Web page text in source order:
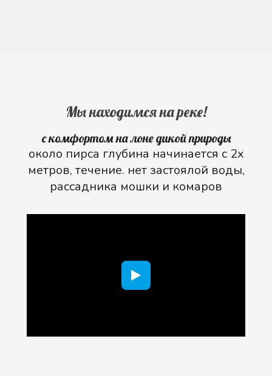
Мы находимся на реке!
с комфортом на лоне дикой природы
около пирса глубина начинается с 2х
метров, течение. нет застоялой воды,
рассадника мошки и комаров